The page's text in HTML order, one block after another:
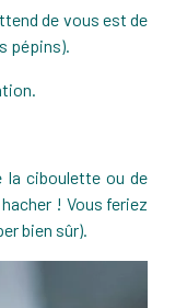
de vous est de
pépins).
la ciboulette ou de
! Vous feriez
bien sûr).